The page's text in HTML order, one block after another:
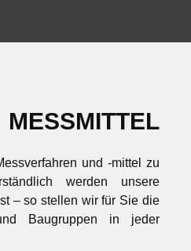
MESSMITTEL
und -mittel zu
werden unsere
– so stellen wir für Sie die
Baugruppen in jeder